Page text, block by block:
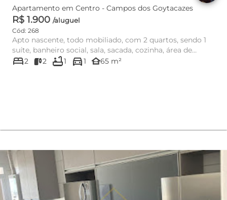
Apartamento em Centro - Campos dos Goytacazes
R$ 1.900 /aluguel
Cód: 268
Apto nascente, todo mobiliado, com 2 quartos, sendo 1
suíte, banheiro social, sala, sacada, cozinha, área de
serviço e 1...
bed2 2 bathtub1 directions_car1 other_houses65 m²